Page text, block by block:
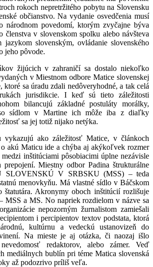
rokoch nepretržitého pobytu na Slovensku
občianstvo. Na vydanie osvedčenia musí
povedomí, ktorým zvyčajne býva
členstva v slovenskom spolku alebo návšteva
slovenským, ovládanie slovenského
jeho pôvode.
žijúcich v zahraničí sa dostalo niekoľko
v Miestnom odbore Matice slovenskej
ktoré sa úradu zdali nedôveryhodné, a tak celá
jurisdikcie. I keď sú tieto záležitosti
bilancujú základné postuláty morálky,
sídlom v Martine ich môže iba z diaľky
sa jej totiž nijako netýka.
ako záležitosť Matice, v článkoch
o akú Maticu ide a chýba aj akýkoľvek rozmer
inštitúciami pôsobiacimi úplne nezávisle
prepojení. Miestny odbor Padina štrukturálne
SLOVENSKÚ V SRBSKU (MSS) – teda
menovkyňu. Má vlastné sídlo v Báčskom
štatutára. Akronymy oboch inštitúcií rozlišuje
MSS a MS. No napriek rozdielom v názve sa
nepozorným žurnalistom zamiešali
i percipientov textov podstata, ktorá
kultúrnu a vedeckú ustanovizeň do
Na mieste je aj otázka, či naozaj išlo
redaktorov, alebo zámer. Veď
mediálnych bublín pri téme Matica slovenská
až podozrivo príliš veľa.